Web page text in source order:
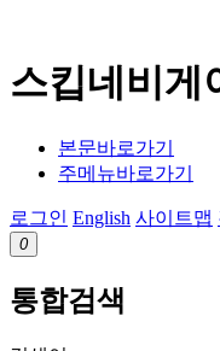
스킵네비게
본문바로가기
주메뉴바로가기
로그인 English 사이트맵
0
통합검색